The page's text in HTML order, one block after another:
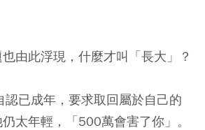
由此浮現，什麼才叫「長大」？
已成年，要求取回屬於自己的
太年輕，「500萬會害了你」。